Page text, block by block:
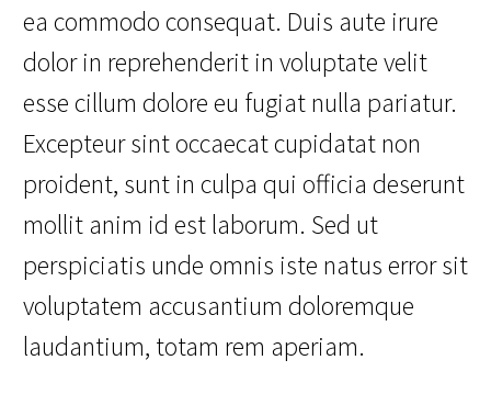
ea commodo consequat. Duis aute irure
dolor in reprehenderit in voluptate velit
esse cillum dolore eu fugiat nulla pariatur.
Excepteur sint occaecat cupidatat non
proident, sunt in culpa qui officia deserunt
mollit anim id est laborum. Sed ut
perspiciatis unde omnis iste natus error sit
voluptatem accusantium doloremque
laudantium, totam rem aperiam.